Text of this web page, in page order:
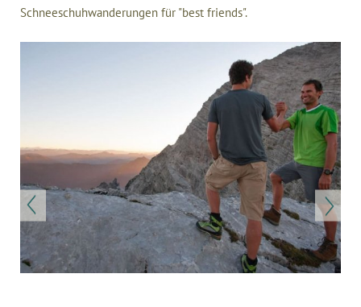
Schneeschuhwanderungen für "best friends".